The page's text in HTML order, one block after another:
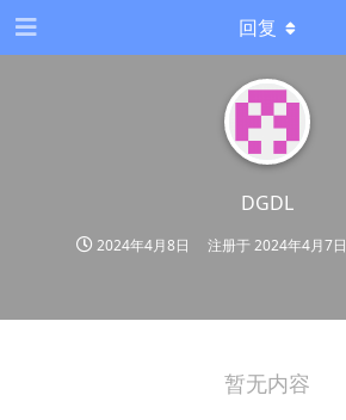
DGDL
2024年4月8日 注册于2024年4月7日
回复
暂无内容